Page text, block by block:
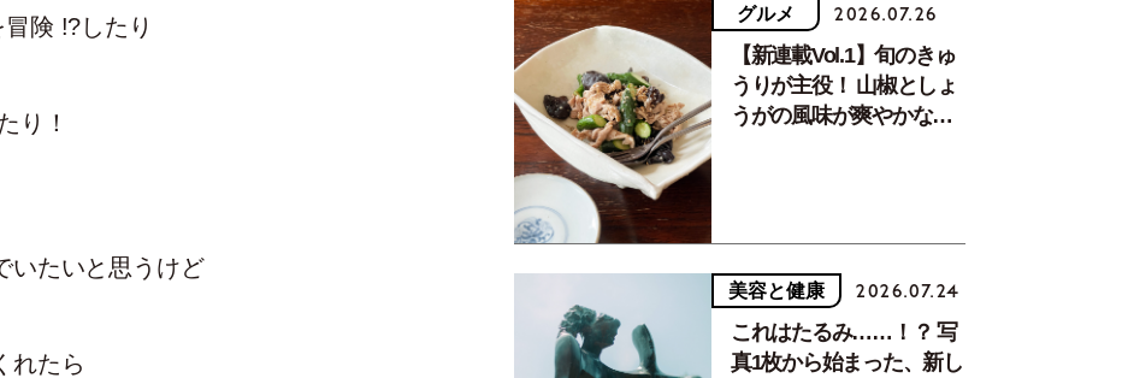
険 !?したり
り！
いたいと思うけど
れたら
グルメ 2026.07.26
【新連載Vol.1】旬のきゅ
うりが主役！ 山椒としょ
うがの風味が爽やかな、
美容と健康 2026.07.24
これはたるみ……！？ 写
真1枚から始まった、新し